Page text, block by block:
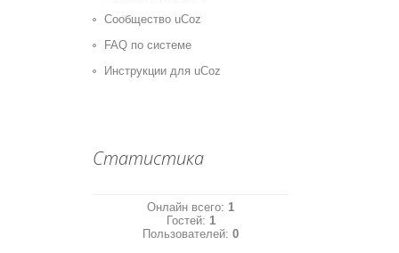
Сообщество uCoz
FAQ по системе
Инструкции для uCoz
Статистика
Онлайн всего: 1
Гостей: 1
Пользователей: 0